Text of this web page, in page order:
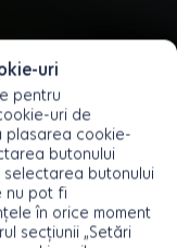
uri
pentru
uri de
plasarea cookie-
butonului
butonului
nu pot fi
în orice moment
secțiunii „Setări